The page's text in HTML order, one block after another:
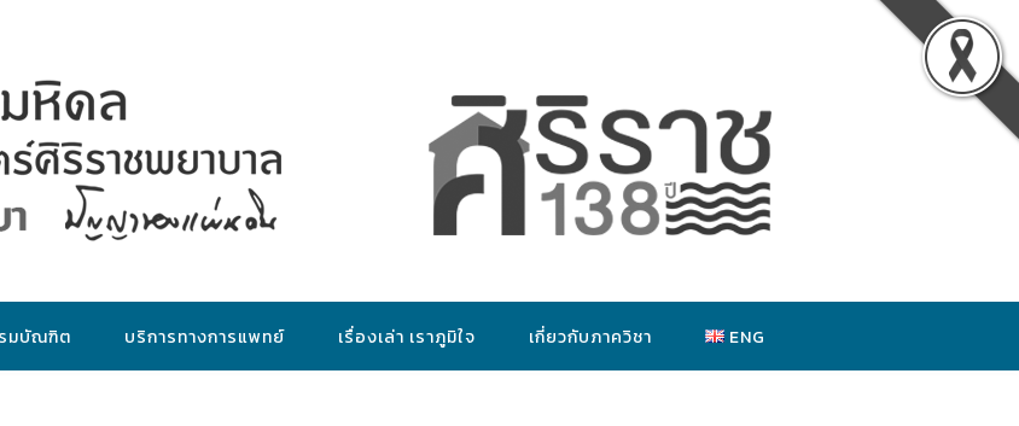
มบัณฑิต บริการทางการแพทย์ เรื่องเล่า เราภูมิใจ เกี่ยวกับภาควิชา ENG